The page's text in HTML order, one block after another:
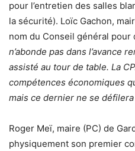
pour l’entretien des salles
la sécurité). Loïc Gachon,
nom du Conseil général pour
n’abonde pas dans l’avance
assisté au tour de table. La
compétences économiques
mais ce dernier ne se défilera
Roger Meï, maire (PC) de
physiquement son premier